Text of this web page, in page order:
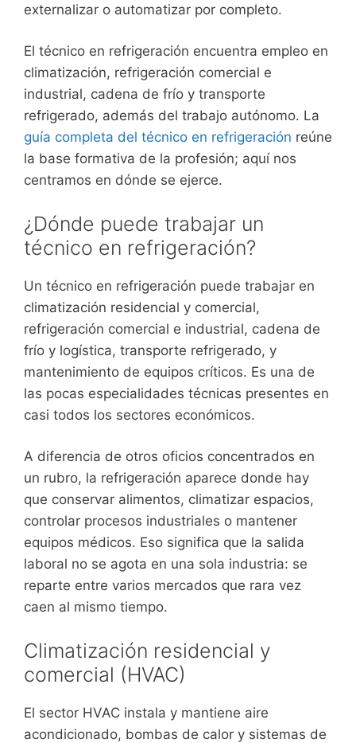
externalizar o automatizar por completo.
El técnico en refrigeración encuentra empleo en
climatización, refrigeración comercial e
industrial, cadena de frío y transporte
refrigerado, además del trabajo autónomo. La
guía completa del técnico en refrigeración reúne
la base formativa de la profesión; aquí nos
centramos en dónde se ejerce.
¿Dónde puede trabajar un
técnico en refrigeración?
Un técnico en refrigeración puede trabajar en
climatización residencial y comercial,
refrigeración comercial e industrial, cadena de
frío y logística, transporte refrigerado, y
mantenimiento de equipos críticos. Es una de
las pocas especialidades técnicas presentes en
casi todos los sectores económicos.
A diferencia de otros oficios concentrados en
un rubro, la refrigeración aparece donde hay
que conservar alimentos, climatizar espacios,
controlar procesos industriales o mantener
equipos médicos. Eso significa que la salida
laboral no se agota en una sola industria: se
reparte entre varios mercados que rara vez
caen al mismo tiempo.
Climatización residencial y
comercial (HVAC)
El sector HVAC instala y mantiene aire
acondicionado, bombas de calor y sistemas de